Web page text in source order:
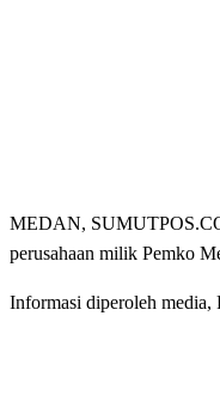
MEDAN,
perusahaan milik Pemko
Informasi diperoleh media,